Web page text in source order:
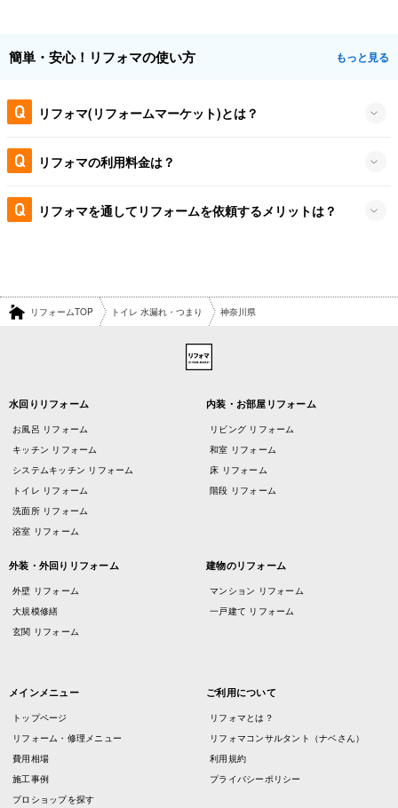
簡単・安心！リフォマの使い方 もっと見る
リフォマ(リフォームマーケット)とは？
リフォマの利用料金は？
リフォマを通してリフォームを依頼するメリットは？
リフォームTOP トイレ 水漏れ・つまり 神奈川県
水回りリフォーム
お風呂 リフォーム
キッチン リフォーム
システムキッチン リフォーム
トイレ リフォーム
洗面所 リフォーム
浴室 リフォーム
内装・お部屋リフォーム
リビング リフォーム
和室 リフォーム
床 リフォーム
階段 リフォーム
外装・外回りリフォーム
外壁 リフォーム
大規模修繕
玄関 リフォーム
建物のリフォーム
マンション リフォーム
一戸建て リフォーム
メインメニュー
トップページ
リフォーム・修理メニュー
費用相場
施工事例
プロショップを探す
ご利用について
リフォマとは？
リフォマコンサルタント（ナベさん）
利用規約
プライバシーポリシー